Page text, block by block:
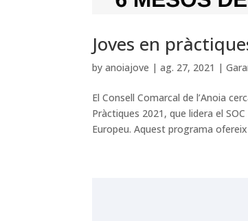
Joves en
byanoiajove |ag. 27, 2021 |
El Consell Comarcal de l’Anoia
Pràctiques 2021, que lidera el
Europeu. Aquest programa ofereix